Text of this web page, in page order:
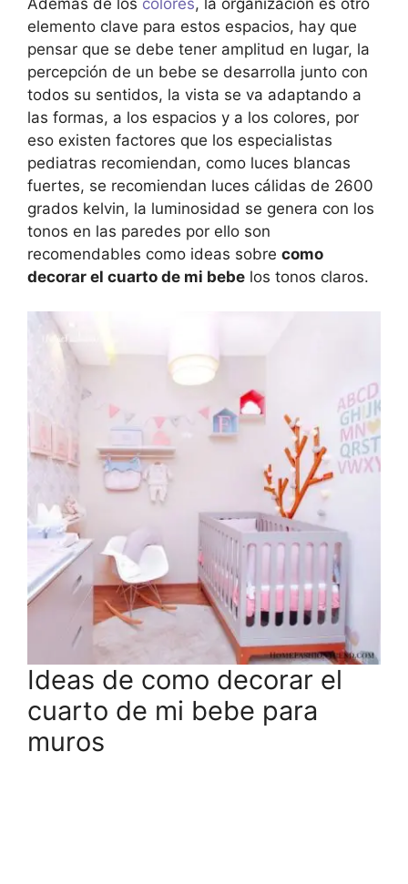
elemento clave para estos espacios, hay que
pensar que se debe tener amplitud en lugar, la
percepción de un bebe se desarrolla junto con
todos su sentidos, la vista se va adaptando a
las formas, a los espacios y a los colores, por
eso existen factores que los especialistas
pediatras recomiendan, como luces blancas
fuertes, se recomiendan luces cálidas de 2600
grados kelvin, la luminosidad se genera con los
tonos en las paredes por ello son
recomendables como ideas sobre como
decorar el cuarto de mi bebe los tonos claros.
Ideas de como decorar el
cuarto de mi bebe para
muros